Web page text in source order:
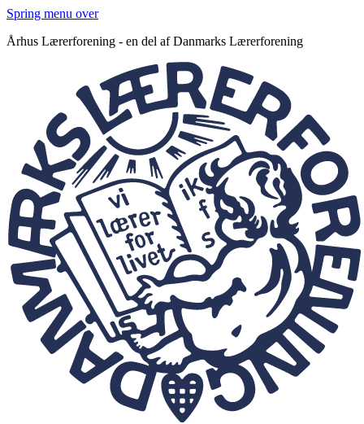
Spring menu over
Århus Lærerforening - en del af Danmarks Lærerforening